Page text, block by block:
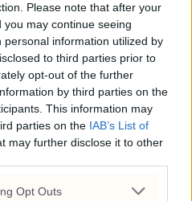
Please note that after your
may continue seeing
information utilized by
to third parties prior to
opt-out of the further
by third parties on the
This information may
parties on the IAB’s List of
may further disclose it to other
Opt Outs
også i New
bygget sin karriere i
være vemodig. Men
mulighet til å
av hvor ille det
verdens